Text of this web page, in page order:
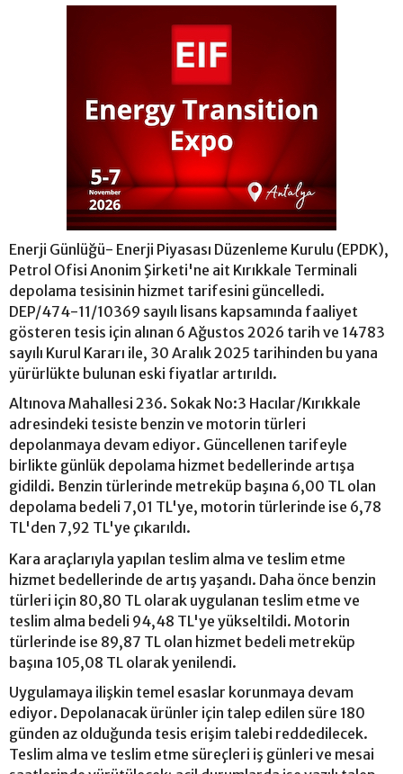
Enerji Günlüğü- Enerji Piyasası Düzenleme Kurulu (EPDK),
Petrol Ofisi Anonim Şirketi'ne ait Kırıkkale Terminali
depolama tesisinin hizmet tarifesini güncelledi.
DEP/474-11/10369 sayılı lisans kapsamında faaliyet
gösteren tesis için alınan 6 Ağustos 2026 tarih ve 14783
sayılı Kurul Kararı ile, 30 Aralık 2025 tarihinden bu yana
yürürlükte bulunan eski fiyatlar artırıldı.
Altınova Mahallesi 236. Sokak No:3 Hacılar/Kırıkkale
adresindeki tesiste benzin ve motorin türleri
depolanmaya devam ediyor. Güncellenen tarifeyle
birlikte günlük depolama hizmet bedellerinde artışa
gidildi. Benzin türlerinde metreküp başına 6,00 TL olan
depolama bedeli 7,01 TL'ye, motorin türlerinde ise 6,78
TL'den 7,92 TL'ye çıkarıldı.
Kara araçlarıyla yapılan teslim alma ve teslim etme
hizmet bedellerinde de artış yaşandı. Daha önce benzin
türleri için 80,80 TL olarak uygulanan teslim etme ve
teslim alma bedeli 94,48 TL'ye yükseltildi. Motorin
türlerinde ise 89,87 TL olan hizmet bedeli metreküp
başına 105,08 TL olarak yenilendi.
Uygulamaya ilişkin temel esaslar korunmaya devam
ediyor. Depolanacak ürünler için talep edilen süre 180
günden az olduğunda tesis erişim talebi reddedilecek.
Teslim alma ve teslim etme süreçleri iş günleri ve mesai